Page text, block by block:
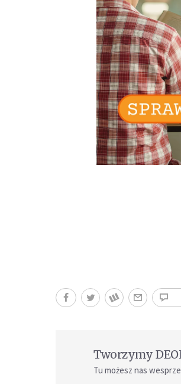
Tworzymy
Tu możesz nas